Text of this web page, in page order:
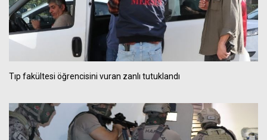
Tıp fakültesi öğrencisini vuran zanlı tutuklandı